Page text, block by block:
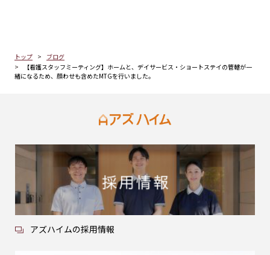
トップ
ブログ
【看護スタッフミーティング】ホームと、デイサービス・ショートステイの管轄が一
緒になるため、顔わせも含めたMTGを行いました。
アズハイムの採用情報